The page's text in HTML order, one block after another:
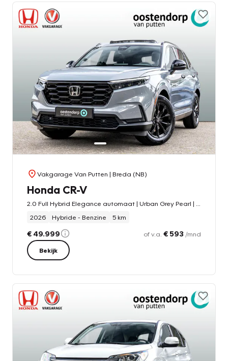
Vakgarage Van Putten | Breda (NB)
Honda CR-V
2026
Hybride - Benzine 5 km
€ 49.999 of v.a. € 593 /mnd
Bekijk